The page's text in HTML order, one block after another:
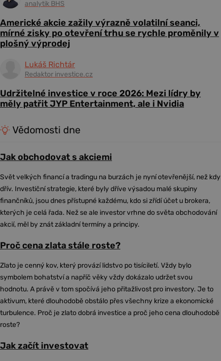
analytik BHS
Americké akcie zažily výrazně volatilní seanci,
mírné zisky po otevření trhu se rychle proměnily v
plošný výprodej
Lukáš Richtár
Redaktor investice.cz
Udržitelné investice v roce 2026: Mezi lídry by
měly patřit JYP Entertainment, ale i Nvidia
Vědomosti dne
Jak obchodovat s akciemi
Svět velkých financí a tradingu na burzách je nyní otevřenější, než kdy
dřív. Investiční strategie, které byly dříve výsadou malé skupiny
finančníků, jsou dnes přístupné každému, kdo si zřídí účet u brokera,
kterých je celá řada. Než se ale investor vrhne do světa obchodování
akcií, měl by znát základní termíny a principy.
Proč cena zlata stále roste?
Zlato je cenný kov, který provází lidstvo po tisíciletí. Vždy bylo
symbolem bohatství a napříč věky vždy dokázalo udržet svou
hodnotu. A právě v tom spočívá jeho přitažlivost pro investory. Je to
aktivum, které dlouhodobě obstálo přes všechny krize a ekonomické
turbulence. Proč je zlato dobrá investice a proč jeho cena dlouhodobě
roste?
Jak začít investovat